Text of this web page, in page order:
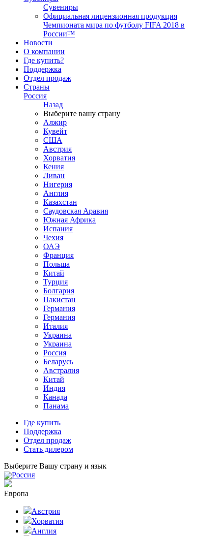
Сувениры
Официальная лицензионная продукция
Чемпионата мира по футболу FIFA 2018 в
России™
Новости
О компании
Где купить?
Поддержка
Отдел продаж
Страны
Россия
Назад
Выберите вашу страну
Алжир
Кувейт
США
Австрия
Хорватия
Кения
Ливан
Нигерия
Англия
Казахстан
Саудовская Аравия
Южная Африка
Испания
Чехия
ОАЭ
Франция
Польша
Китай
Турция
Болгария
Пакистан
Германия
Германия
Италия
Украина
Украина
Россия
Беларусь
Австралия
Китай
Индия
Канада
Панама
Где купить
Поддержка
Отдел продаж
Стать дилером
Выберите Вашу страну и язык
Россия
Европа
Австрия
Хорватия
Англия